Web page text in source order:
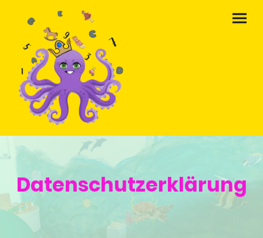
Datenschutzerklärung